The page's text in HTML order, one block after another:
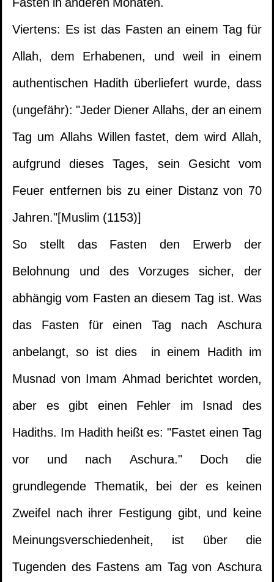
Viertens: Es ist das Fasten an einem Tag für
Allah, dem Erhabenen, und weil in einem
authentischen Hadith überliefert wurde, dass
(ungefähr): "Jeder Diener Allahs, der an einem
Tag um Allahs Willen fastet, dem wird Allah,
aufgrund dieses Tages, sein Gesicht vom
Feuer entfernen bis zu einer Distanz von 70
Jahren."[Muslim (1153)]
So stellt das Fasten den Erwerb der
Belohnung und des Vorzuges sicher, der
abhängig vom Fasten an diesem Tag ist. Was
das Fasten für einen Tag nach Aschura
anbelangt, so ist dies in einem Hadith im
Musnad von Imam Ahmad berichtet worden,
aber es gibt einen Fehler im Isnad des
Hadiths. Im Hadith heißt es: "Fastet einen Tag
vor und nach Aschura." Doch die
grundlegende Thematik, bei der es keinen
Zweifel nach ihrer Festigung gibt, und keine
Meinungsverschiedenheit, ist über die
Tugenden des Fastens am Tag von Aschura